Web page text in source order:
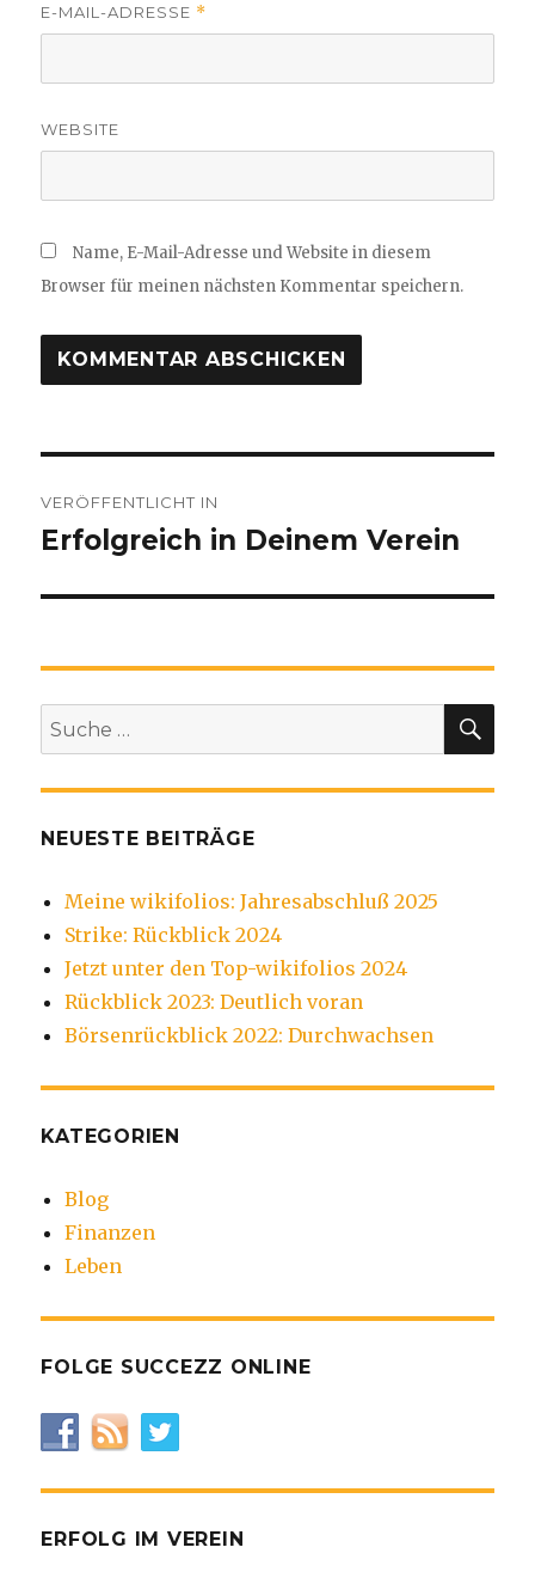
E-MAIL-ADRESSE *
WEBSITE
Name, E-Mail-Adresse und Website in diesem
Browser für meinen nächsten Kommentar speichern.
VERÖFFENTLICHT IN
Erfolgreich in Deinem Verein
Suche
nach:
NEUESTE BEITRÄGE
Meine wikifolios: Jahresabschluß 2025
Strike: Rückblick 2024
Jetzt unter den Top-wikifolios 2024
Rückblick 2023: Deutlich voran
Börsenrückblick 2022: Durchwachsen
KATEGORIEN
Blog
Finanzen
Leben
FOLGE SUCCEZZ ONLINE
ERFOLG IM VEREIN